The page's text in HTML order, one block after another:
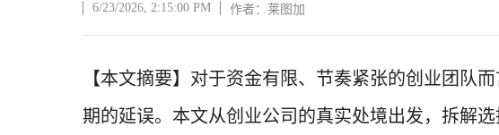
6/23/2026, 2:15:00 PM 作者：莱图加
文章正文
【本文摘要】对于资金有限、节奏紧张的创业团队
期的延误。本文从创业公司的真实处境出发，拆解